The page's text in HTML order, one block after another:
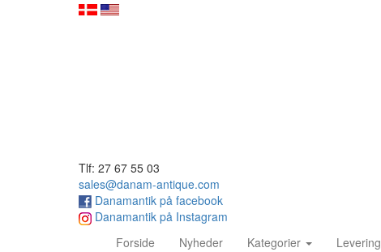
Tlf: 27 67 55 03
sales@danam-antique.com
Danamantik på facebook
Danamantik på Instagram
Forside (current)Nyheder Kategorier Levering